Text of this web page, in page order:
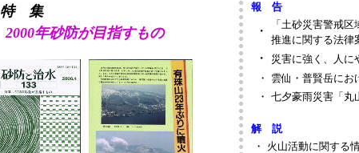
特 集
2000年砂防が目指すもの
報 告
・
「土砂災害警戒
推進に関する法律
・
災害に強く、人に
・
雲仙・普賢岳にお
・ 七夕豪雨災害「丸
解 説
・
火山活動に関する